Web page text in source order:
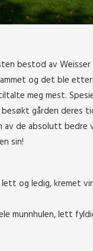
bestod av
og det ble
meg mest.
gården deres
de absolutt bedre
sin!
og ledig, kremet
munnhulen, lett